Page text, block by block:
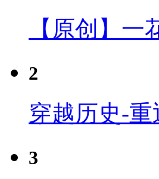
【原创】
2
穿越历史-
3